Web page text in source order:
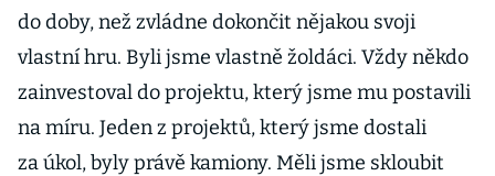
do doby, než zvládne dokončit nějakou svoji
vlastní hru. Byli jsme vlastně žoldáci. Vždy někdo
zainvestoval do projektu, který jsme mu postavili
na míru. Jeden z projektů, který jsme dostali
za úkol, byly právě kamiony. Měli jsme skloubit